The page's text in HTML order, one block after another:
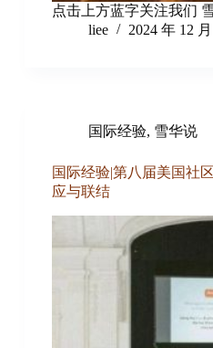
点击上方蓝字关注我们
liee
2024 年 12
国际经验, 雪华说
国际经验|第八届美国社
应与联结